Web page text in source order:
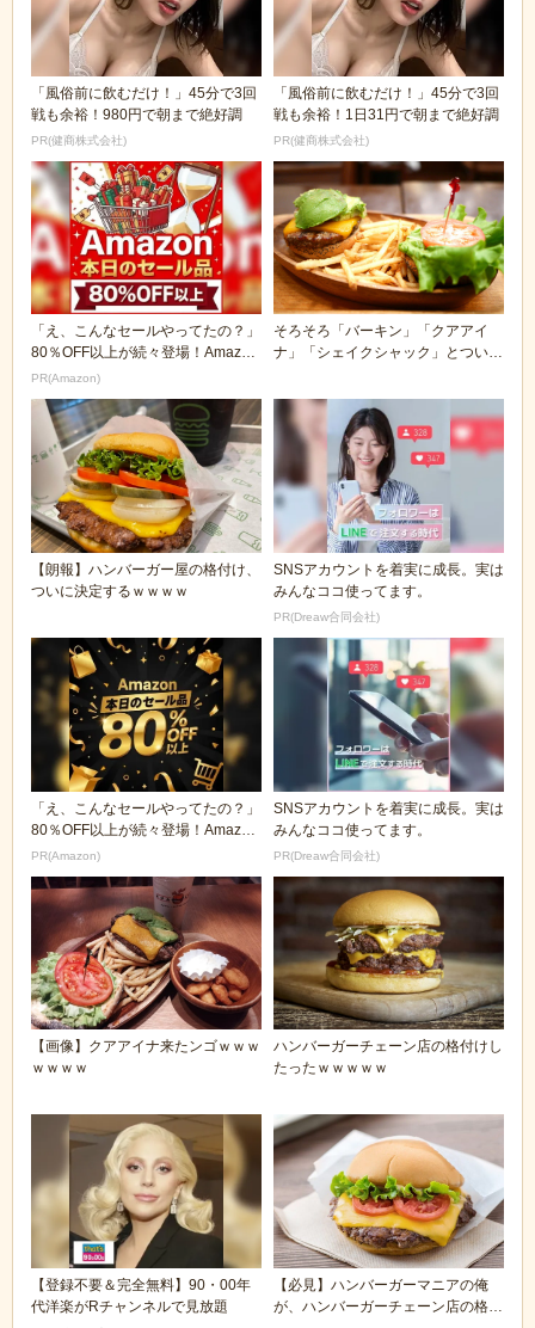
「風俗前に飲むだけ！」45分で3回
戦も余裕！980円で朝まで絶好調
PR(健商株式会社)
「風俗前に飲むだけ！」45分で3回
戦も余裕！1日31円で朝まで絶好調
PR(健商株式会社)
「え、こんなセールやってたの？」
80％OFF以上が続々登場！Amazon
の本気が...
PR(Amazon)
そろそろ「バーキン」「クアアイ
ナ」「シェイクシャック」とついで
【朗報】ハンバーガー屋の格付け、
ついに決定するｗｗｗｗ
SNSアカウントを着実に成長。実は
みんなココ使ってます。
PR(Dreaw合同会社)
「え、こんなセールやってたの？」
80％OFF以上が続々登場！Amazon
の本気が...
PR(Amazon)
SNSアカウントを着実に成長。実は
みんなココ使ってます。
PR(Dreaw合同会社)
【画像】クアアイナ来たンゴｗｗｗ
ｗｗｗｗ
ハンバーガーチェーン店の格付けし
たったｗｗｗｗｗ
【登録不要＆完全無料】90・00年
代洋楽がRチャンネルで見放題
【必見】ハンバーガーマニアの俺
が、ハンバーガーチェーン店の格付